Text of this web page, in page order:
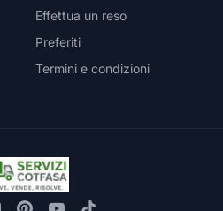
Effettua un reso
Preferiti
Termini e condizioni